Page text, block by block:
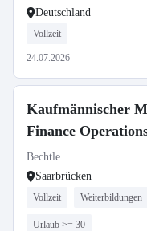
Deutschland
Vollzeit
24.07.2026
Kaufmännischer
Finance
Bechtle
Saarbrücken
Vollzeit Weiterbildungen
Urlaub >= 30